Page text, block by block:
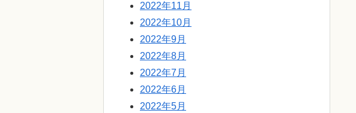
2022年11月
2022年10月
2022年9月
2022年8月
2022年7月
2022年6月
2022年5月